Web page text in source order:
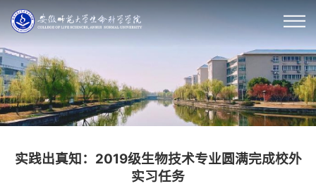
实践出真知：2019级生物技术专业圆满完成校外
实习任务